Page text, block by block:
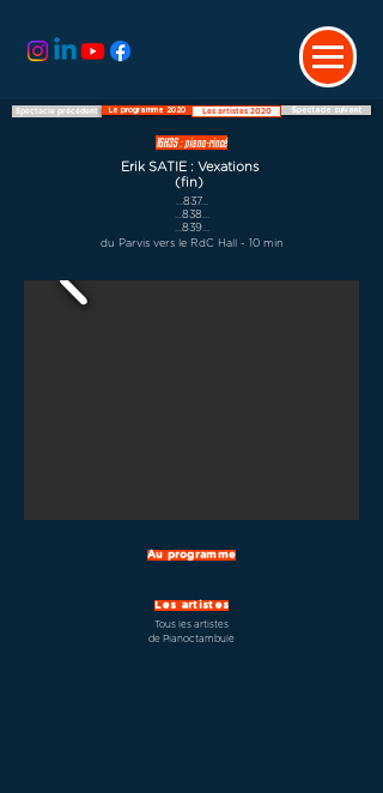
Spectacle précédent Le programme 2020 Les artistes 2020 Spectacle suivant
16H35 : piano-rincé
Erik SATIE : Vexations
(fin)
...837...
...838...
...839...
du Parvis vers le RdC Hall - 10 min
Au programme
Les artistes
Tous les artistes
de Pianoctambule